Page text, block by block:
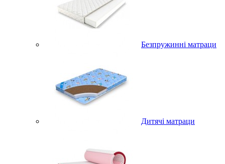
Безпружинні матраци
Дитячі матраци